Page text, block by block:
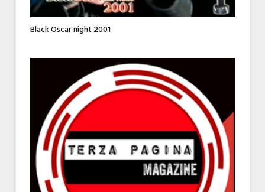
Black Oscar night 2001